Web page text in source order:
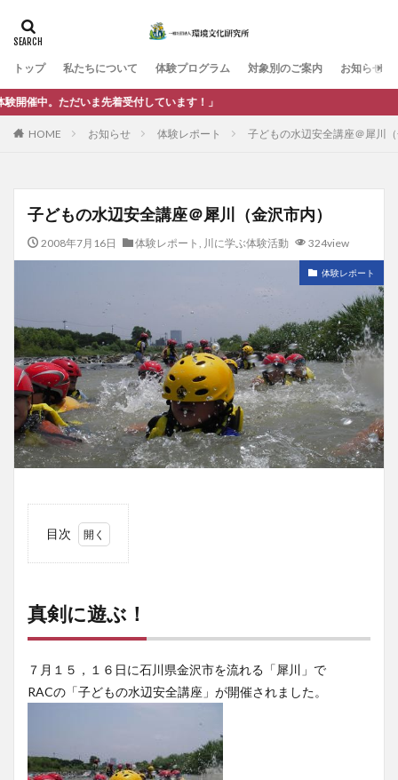
トップ 私たちについて 体験プログラム 対象別のご案内 お知らせ
だいま先着受付しています！」
HOME お知らせ 体験レポート 子どもの水辺安全講座＠犀川
子どもの水辺安全講座＠犀川（金沢市内）
2008年7月16日 体験レポート , 川に学ぶ体験活動 324view
体験レポート
目次
ぶ！
真剣に遊ぶ！
７月１５，１６日に石川県金沢市を流れる「犀川」で
RACの「子どもの水辺安全講座」が開催されました。
タグ
まちづくり 人材育成 企業・団体
体験活動
健康・ウェルビーイング
市民・地域
教育・学校
検索